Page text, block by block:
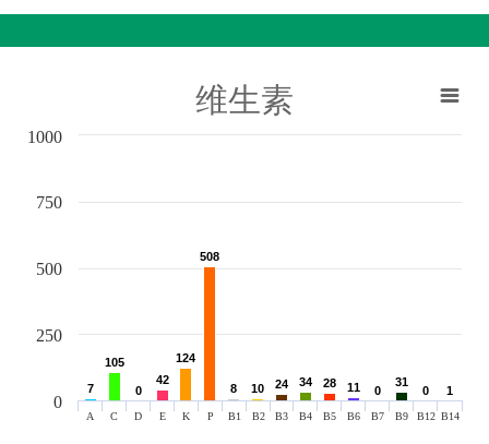
维生素
7
7
105
105
0
0
42
42
124
124
508
508
8
8 10
10 24
24 34
34 28
28 11
11 0
0
31
31
0
0 1
1
A C D E K P B1 B2 B3 B4 B5 B6 B7 B9 B12 B14
0
250
500
750
1000